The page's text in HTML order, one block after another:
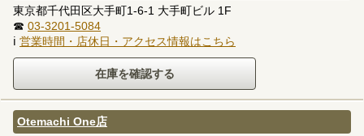
東京都千代田区大手町1-6-1 大手町ビル 1F
☎ 03-3201-5084
ℹ 営業時間・店休日・アクセス情報はこちら
Otemachi One店